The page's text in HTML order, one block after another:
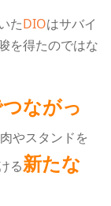
たDIOはサバイ
を得たのではな
ながっ
やスタンドを
る新たな